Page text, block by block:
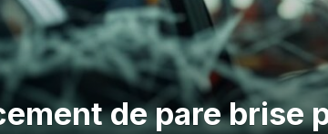
de pare brise